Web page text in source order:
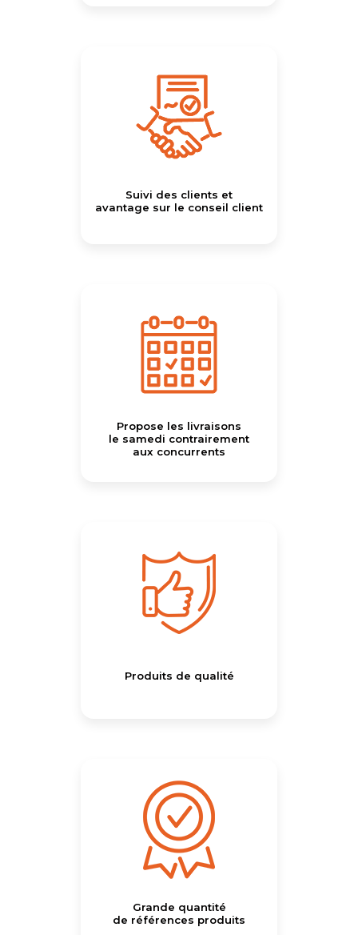
Suivi des clients et
avantage sur le conseil client
Propose les livraisons
le samedi contrairement
aux concurrents
Produits de qualité
Grande quantité
de références produits